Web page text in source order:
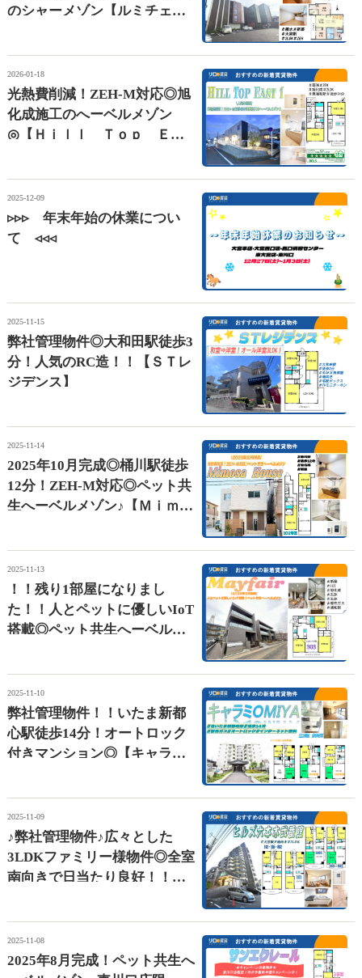
のシャーメゾン【ルミチェー
2026-01-18
光熱費削減！ZEH-M対応◎旭
化成施工のへーベルメゾン
◎【Ｈｉｌｌ Ｔｏｐ Ｅａ
2025-12-09
▹▹▹ 年末年始の休業につい
て ◃◃◃
2025-11-15
弊社管理物件◎大和田駅徒歩3
分！人気のRC造！！【ＳＴレ
ジデンス】
2025-11-14
2025年10月完成◎桶川駅徒歩
12分！ZEH-M対応◎ペット共
生へーベルメゾン♪【Ｍｉｍｏ
2025-11-13
！！残り1部屋になりまし
た！！人とペットに優しいIoT
搭載◎ペット共生へーベルメ
2025-11-10
弊社管理物件！！いたま新都
心駅徒歩14分！オートロック
付きマンション◎【キャラミ
2025-11-09
♪弊社管理物件♪広々とした
3LDKファミリー様物件◎全室
南向きで日当たり良好！！
2025-11-08
2025年8月完成！ペット共生へ